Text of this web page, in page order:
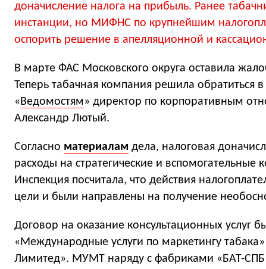
доначисление налога на прибыль. Ранее
инстанции, но МИФНС по крупнейшим
оспорить решение в апелляционной и
В марте ФАС Московского округа оставила
Теперь табачная компания решила
«Ведомостям» директор по корпоративным
Александр Лютый.
Согласно материалам дела, налоговая
расходы на стратегические и вспомогательные
Инспекция посчитала, что действия
цели и были направлены на получение
Договор на оказание консультационных услуг
«Международные услуги по маркетингу
Лимитед». МУМТ наряду с фабриками «БАТ-